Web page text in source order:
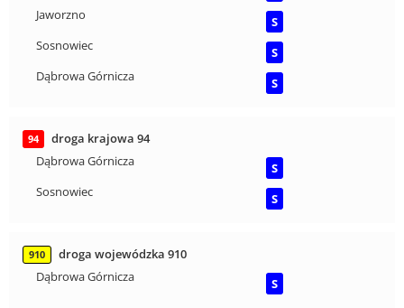
Jaworzno
S
Sosnowiec
S
Dąbrowa Górnicza
S
94
droga krajowa 94
Dąbrowa Górnicza
S
Sosnowiec
S
910
droga wojewódzka 910
Dąbrowa Górnicza
S